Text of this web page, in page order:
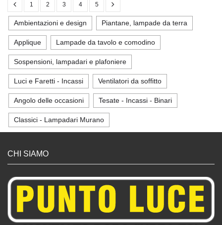
1 2 3 4 5
Ambientazioni e design Piantane, lampade da terra
Applique Lampade da tavolo e comodino
Sospensioni, lampadari e plafoniere
Luci e Faretti - Incassi Ventilatori da soffitto
Angolo delle occasioni Tesate - Incassi - Binari
Classici - Lampadari Murano
CHI SIAMO